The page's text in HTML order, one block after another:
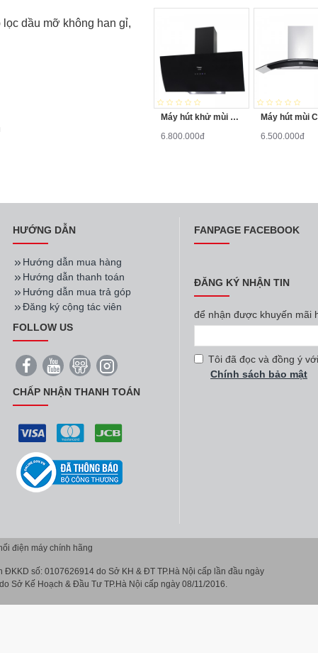
dầu mỡ không han gỉ,
Máy hút khử mùi Canzy CZ-089D
6.800.000đ
6.500.000đ
HƯỚNG DẪN
Hướng dẫn mua hàng
Hướng dẫn thanh toán
Hướng dẫn mua trả góp
Đăng ký cộng tác viên
FOLLOW US
CHẤP NHẬN THANH TOÁN
FANPAGE FACEBOOK
ĐĂNG KÝ NHẬN TIN
để nhận được khuyến mãi
Tôi đã đọc và đồng ý
Chính sách bảo mật
điện máy chính hãng
số: 0107626914 do Sở KH & ĐT TP.Hà Nội cấp lần đầu ngày
Sở Kế Hoạch & Đầu Tư TP.Hà Nội cấp ngày 08/11/2016.